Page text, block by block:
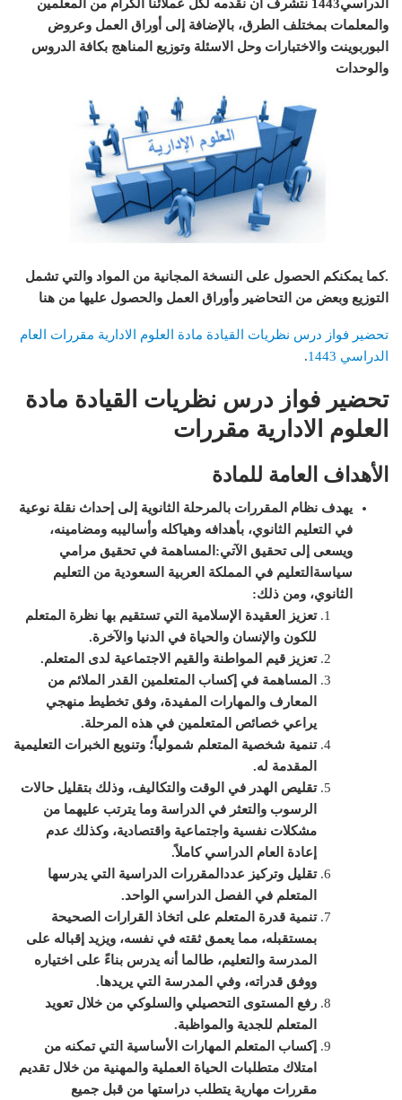
الدراسي1443 نتشرف أن نقدمه لكل عملائنا الكرام من المعلمين
والمعلمات بمختلف الطرق، بالإضافة إلى أوراق العمل وعروض
البوربوينت والاختبارات وحل الاسئلة وتوزيع المناهج بكافة الدروس
والوحدات
.كما يمكنكم الحصول على النسخة المجانية من المواد والتي تشمل
التوزيع وبعض من التحاضير وأوراق العمل والحصول عليها من هنا
تحضير فواز درس نظريات القيادة مادة العلوم الادارية مقررات العام
الدراسي 1443
.
تحضير فواز درس نظريات القيادة مادة
العلوم الادارية مقررات
الأهداف العامة للمادة
يهدف نظام المقررات بالمرحلة الثانوية إلى إحداث نقلة نوعية
في التعليم الثانوي، بأهدافه وهياكله وأساليبه ومضامينه،
ويسعى إلى تحقيق الآتي: المساهمة في تحقيق مرامي
سياسةالتعليم في المملكة العربية السعودية من التعليم
الثانوي، ومن ذلك:
تعزيز العقيدة الإسلامية التي تستقيم بها نظرة المتعلم
للكون والإنسان والحياة في الدنيا والآخرة.
تعزيز قيم المواطنة والقيم الاجتماعية لدى المتعلم.
المساهمة في إكساب المتعلمين القدر الملائم من
المعارف والمهارات المفيدة، وفق تخطيط منهجي
يراعي خصائص المتعلمين في هذه المرحلة.
تنمية شخصية المتعلم شمولياً؛ وتنويع الخبرات التعليمية
المقدمة له.
تقليص الهدر في الوقت والتكاليف، وذلك بتقليل حالات
الرسوب والتعثر في الدراسة وما يترتب عليهما من
مشكلات نفسية واجتماعية واقتصادية، وكذلك عدم
إعادة العام الدراسي كاملاً.
تقليل وتركيز عدد المقررات
الدراسية التي يدرسها
المتعلم في الفصل الدراسي الواحد.
تنمية قدرة المتعلم على اتخاذ القرارات الصحيحة
بمستقبله، مما يعمق ثقته في نفسه، ويزيد إقباله على
المدرسة والتعليم، طالما أنه يدرس بناءً على اختياره
ووفق قدراته، وفي المدرسة التي يريدها.
رفع المستوى التحصيلي والسلوكي من خلال تعويد
المتعلم للجدية والمواظبة.
إكساب المتعلم المهارات الأساسية التي تمكنه من
امتلاك متطلبات الحياة العملية والمهنية من خلال تقديم
مقررات مهارية يتطلب دراستها من قبل جميع